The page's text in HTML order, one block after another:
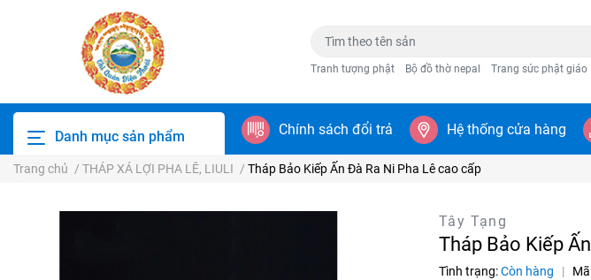
Tranh tượng phật Bộ đồ thờ nepal Trang sức phật giáo
Danh mục sản phẩm Chính sách đổi trả Hệ thống cửa hàng
Trang chủ / THÁP XÁ LỢI PHA LÊ, LIULI / Tháp Bảo Kiếp Ấn Đà Ra Ni Pha Lê cao cấp
Tây Tạng
Tháp Bảo Kiếp
Tình trạng:Còn hàng |